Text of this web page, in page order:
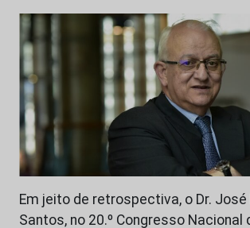
Em jeito de retrospectiva, o Dr.
Santos, no 20.º Congresso Nacional